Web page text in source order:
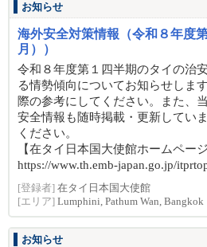
お知らせ
海外安全対策情報（令和８年度
月））
令和８年度第１四半期のタイの治
る情勢傾向についてお知らせしま
際の参考にしてください。また、
安全情報も随時掲載・更新してい
ください。
【在タイ日本国大使館ホームページ
https://www.th.emb-japan.go.jp/
[登録者] 在タイ日本国大使館
[エリア] Lumphini, Pathum Wan, Bangkok
お知らせ